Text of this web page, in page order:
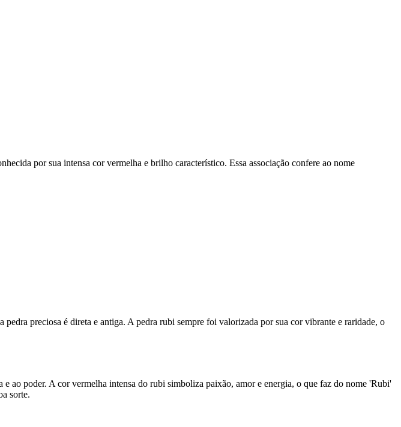
por sua intensa cor vermelha e brilho característico. Essa associação confere ao nome
preciosa é direta e antiga. A pedra rubi sempre foi valorizada por sua cor vibrante e raridade, o
e ao poder. A cor vermelha intensa do rubi simboliza paixão, amor e energia, o que faz do nome 'Rubi'
sorte.